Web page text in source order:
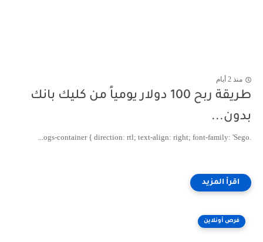
منذ 2 أيام
طريقة ربح 100 دولار يومياً من كليك بانك
بدون...
.ogs-container { direction: rtl; text-align: right; font-family: 'Sego...
فرص أونلاين